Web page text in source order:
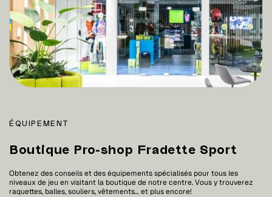
ÉQUIPEMENT
Boutique Pro-shop Fradette Sport
Obtenez des conseils et des équipements spécialisés pour tous les
niveaux de jeu en visitant la boutique de notre centre. Vous y trouverez
raquettes, balles, souliers, vêtements… et plus encore!